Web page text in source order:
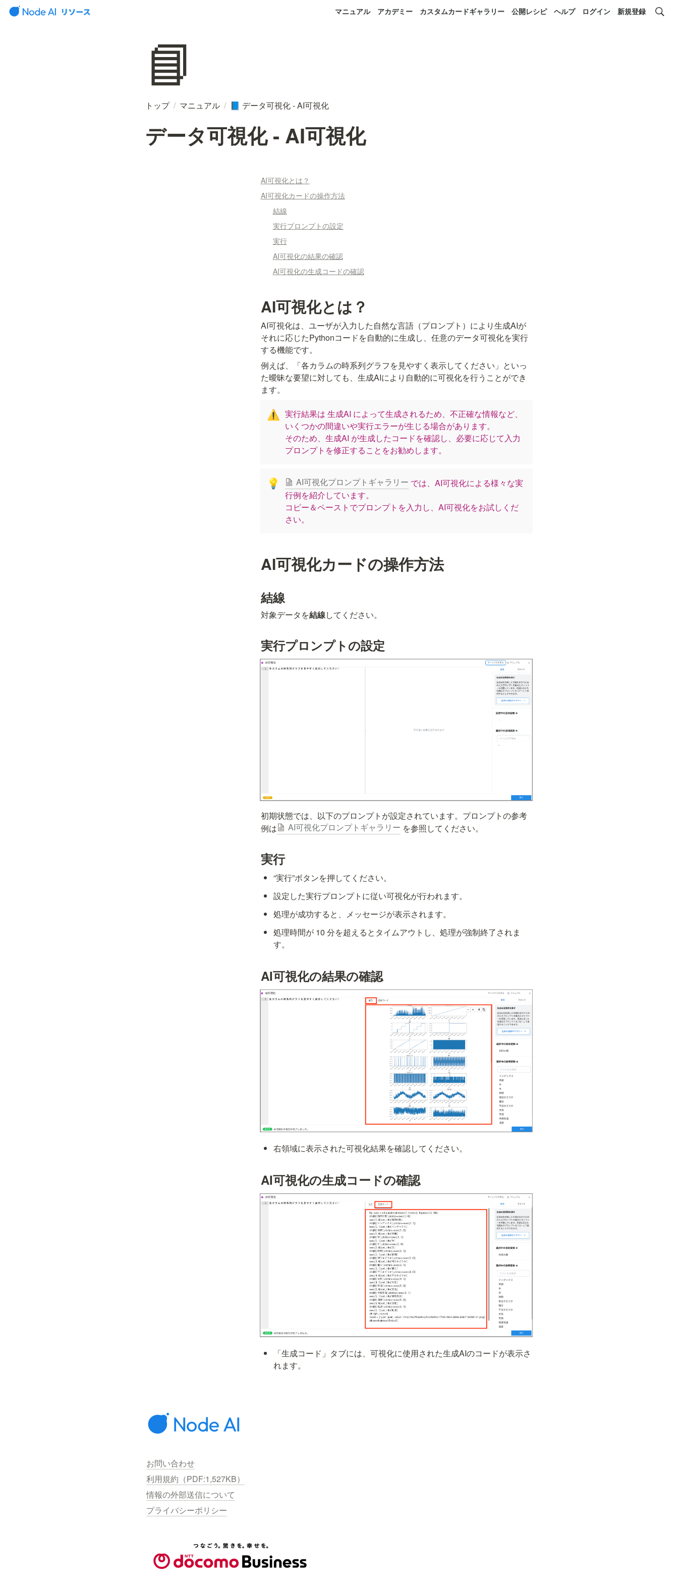
マニュアル アカデミー カスタムカードギャラリー 公開レシピ ヘルプ ログイン 新規登録
📘
トップ / マニュアル / 📘 データ可視化 - AI可視化
データ可視化 - AI可視化
AI可視化とは？
AI可視化カードの操作方法
結線
実行プロンプトの設定
実行
AI可視化の結果の確認
AI可視化の生成コードの確認
AI可視化とは？
AI可視化は、ユーザが入力した自然な言語（プロンプト）により生成AIが
それに応じたPythonコードを自動的に生成し、任意のデータ可視化を実行
例えば、「各カラムの時系列グラフを見やすく表示してください」といっ
た曖昧な要望に対しても、生成AIにより自動的に可視化を行うことができ
ます。
⚠️ 実行結果は 生成AI によって生成されるため、不正確な情報など、
いくつかの間違いや実行エラーが生じる場合があります。
そのため、生成AI が生成したコードを確認し、必要に応じて入力
プロンプトを修正することをお勧めします。
💡 AI可視化プロンプトギャラリー では、AI可視化による様々な実
行例を紹介しています。
コピー＆ペーストでプロンプトを入力し、AI可視化をお試しくだ
さい。
AI可視化カードの操作方法
結線
対象データを結線してください。
実行プロンプトの設定
初期状態では、以下のプロンプトが設定されています。プロンプトの参考
例は
AI可視化プロンプトギャラリー を参照してください。
実行
“実行”ボタンを押してください。
設定した実行プロンプトに従い可視化が行われます。
処理が成功すると、メッセージが表示されます。
処理時間が 10 分を超えるとタイムアウトし、処理が強制終了されま
す。
AI可視化の結果の確認
右領域に表示された可視化結果を確認してください。
AI可視化の生成コードの確認
「生成コード」タブには、可視化に使用された生成AIのコードが表示さ
れます。
お問い合わせ
利用規約（PDF:1,527KB）
情報の外部送信について
プライバシーポリシー